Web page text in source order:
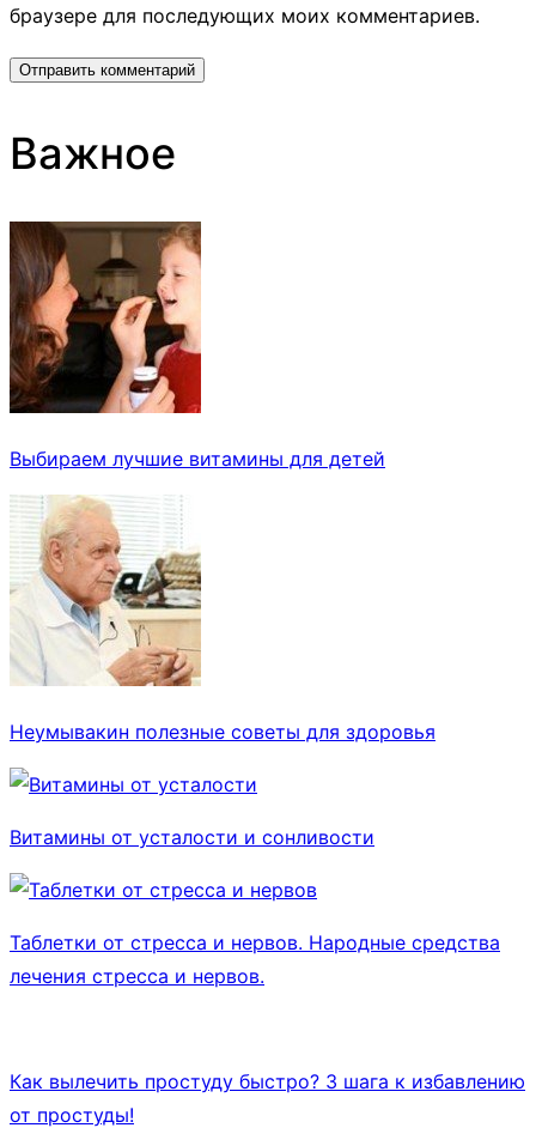
браузере для последующих моих комментариев.
Важное
Выбираем лучшие витамины для детей
Неумывакин полезные советы для здоровья
Витамины от усталости и сонливости
Таблетки от стресса и нервов. Народные средства
лечения стресса и нервов.
Как вылечить простуду быстро? 3 шага к избавлению
от простуды!